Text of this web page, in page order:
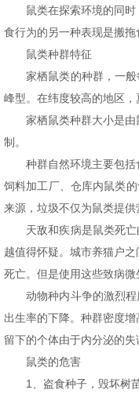
鼠类在探索环境的同
食行为的另一种表现是搬
鼠类种群特征
家栖鼠类的种群，一
峰型。在纬度较高的地区
家栖鼠类种群大小是
制。
种群自然环境主要包
饲料加工厂、仓库内鼠类
来源，垃圾不仅为鼠类提
天敌和疾病是鼠类死
越值得怀疑。城市养猫户
死亡。但是使用这些致病
动物种内斗争的激烈
出生率的下降。种群密度
留下的个体由于内分泌的
鼠类的危害
1、盗食种子，毁坏树